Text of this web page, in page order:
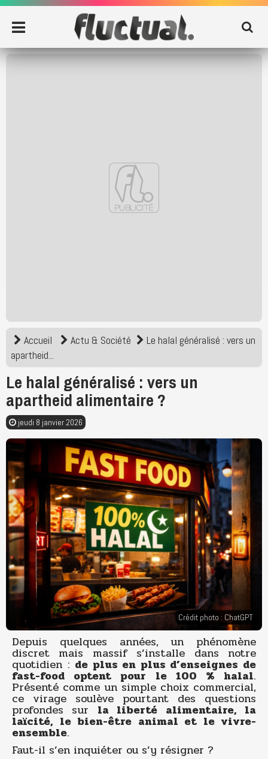
Accueil Actu & Société
Le halal généralisé : vers un
apartheid...
Le halal généralisé : vers un
apartheid alimentaire ?
jeudi 8 janvier 2026
Crédit photo : ChatGPT
Depuis quelques années, un phénomène
discret mais massif s’installe dans notre
quotidien : de plus en plus d’enseignes de
fast-food optent pour le 100 % halal.
Présenté comme un simple choix commercial,
ce virage soulève pourtant des questions
profondes sur la liberté alimentaire, la
laïcité, le bien-être animal et le vivre-
ensemble.
Faut-il s’en inquiéter ou s’y résigner ?